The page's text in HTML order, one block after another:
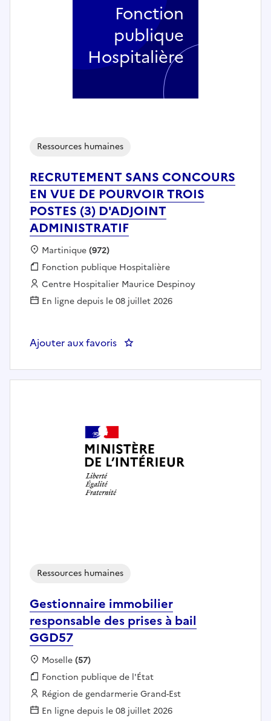
RECRUTEMENT SANS CONCOURS
EN VUE DE POURVOIR TROIS
POSTES (3) D'ADJOINT
ADMINISTRATIF
Ressources humaines
Localisation :
Martinique(972)
Fonction publique :
Fonction publique Hospitalière
Employeur :
Centre Hospitalier Maurice Despinoy
En ligne depuis le 08 juillet 2026
Ajouter aux favoris
Fonction
publique
Hospitalière
Gestionnaire immobilier
responsable des prises à bail
GGD57
Ressources humaines
Localisation :
Moselle(57)
Fonction publique :
Fonction publique de l'État
Employeur :
Région de gendarmerie Grand-Est
En ligne depuis le 08 juillet 2026